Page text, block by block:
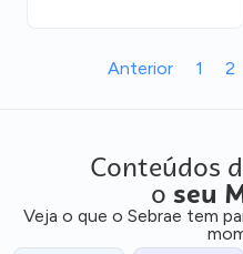
Anterior 1 2
Conteúdos
o seu
Veja o que o Sebrae tem